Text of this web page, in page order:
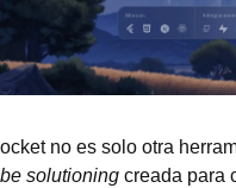
solutioning creada para